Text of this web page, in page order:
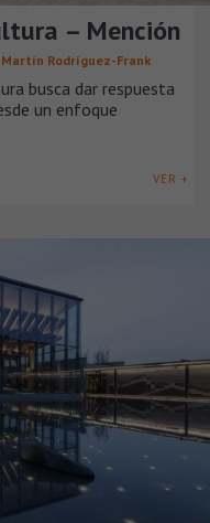
– Mención
Martín Rodríguez-Frank
busca dar respuesta
un enfoque
VER +